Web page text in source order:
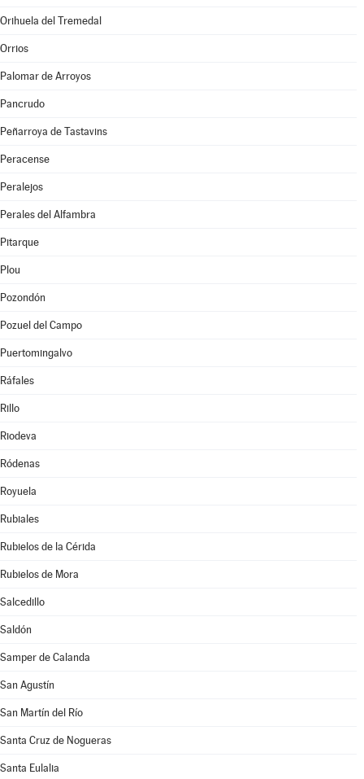
Orihuela del Tremedal
Orrios
Palomar de Arroyos
Pancrudo
Peñarroya de Tastavins
Peracense
Peralejos
Perales del Alfambra
Pitarque
Plou
Pozondón
Pozuel del Campo
Puertomingalvo
Ráfales
Rillo
Riodeva
Ródenas
Royuela
Rubiales
Rubielos de la Cérida
Rubielos de Mora
Salcedillo
Saldón
Samper de Calanda
San Agustín
San Martín del Río
Santa Cruz de Nogueras
Santa Eulalia